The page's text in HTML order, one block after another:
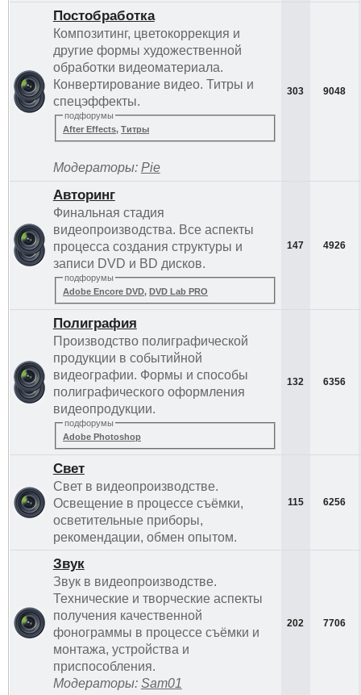
Постобработка
Композитинг, цветокоррекция и
другие формы художественной
обработки видеоматериала.
Конвертирование видео. Титры и
спецэффекты.
подфорумы
After Effects,Титры
Модераторы: Pie
303 9048
Авторинг
Финальная стадия
видеопроизводства. Все аспекты
процесса создания структуры и
записи DVD и BD дисков.
подфорумы
Adobe Encore DVD, DVD Lab PRO
147 4926
Полиграфия
Производство полиграфической
продукции в событийной
видеографии. Формы и способы
полиграфического оформления
видеопродукции.
подфорумы
Adobe Photoshop
132 6356
Свет
Свет в видеопроизводстве.
Освещение в процессе съёмки,
осветительные приборы,
рекомендации, обмен опытом.
115 6256
Звук
Звук в видеопроизводстве.
Технические и творческие аспекты
получения качественной
фонограммы в процессе съёмки и
монтажа, устройства и
приспособления.
Модераторы: Sam01
202 7706